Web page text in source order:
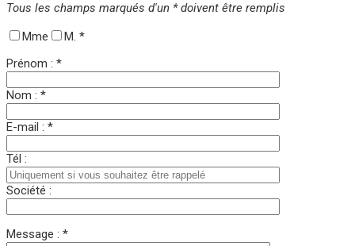
Tous les champs marqués d'un * doivent être remplis
Mme
M. *
Prénom : *
Nom : *
E-mail : *
Tél :
Société :
Message : *